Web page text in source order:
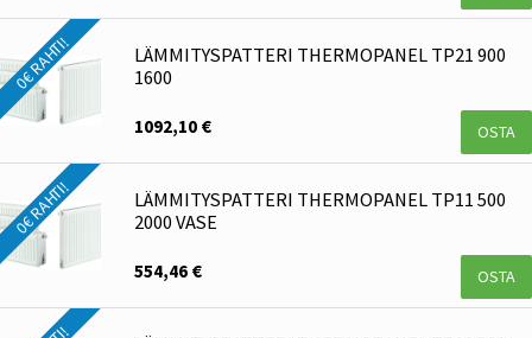
0€ RAHTI!
LÄMMITYSPATTERI THERMOPANEL TP21 900
1600
1092,10 € OSTA
0€ RAHTI!
LÄMMITYSPATTERI THERMOPANEL TP11 500
2000 VASE
554,46 € OSTA